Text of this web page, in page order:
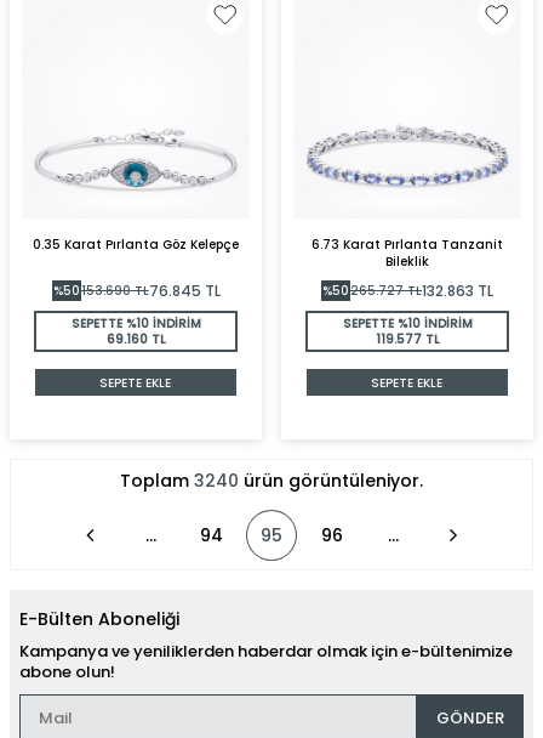
0.35 Karat Pırlanta Göz Kelepçe
%50153.690TL76.845 TL
SEPETTE %10 İNDİRİM
69.160 TL
SEPETE EKLE
6.73 Karat Pırlanta Tanzanit
Bileklik
%50265.727TL132.863 TL
SEPETTE %10 İNDİRİM
119.577 TL
SEPETE EKLE
Toplam 3240 ürün görüntüleniyor.
… 94 95 96 …
E-Bülten Aboneliği
Kampanya ve yeniliklerden haberdar olmak için e-bültenimize
abone olun!
GÖNDER